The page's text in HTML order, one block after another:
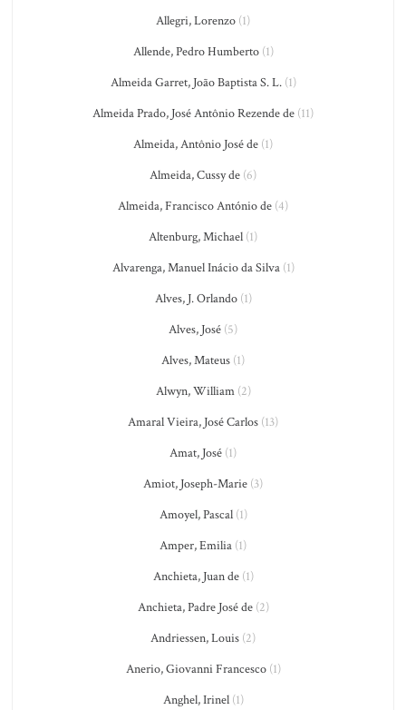
Allegri, Lorenzo (1)
Allende, Pedro Humberto(1)
Almeida Garret, João Baptista S. L.(1)
Almeida Prado, José Antônio Rezende de (11)
Almeida, Antônio José de (1)
Almeida, Cussy de (6)
Almeida, Francisco António de (4)
Altenburg, Michael (1)
Alvarenga, Manuel Inácio da Silva(1)
Alves, J. Orlando(1)
Alves, José (5)
Alves, Mateus (1)
Alwyn, William(2)
Amaral Vieira, José Carlos (13)
Amat, José (1)
Amiot, Joseph-Marie (3)
Amoyel, Pascal(1)
Amper, Emilia (1)
Anchieta, Juan de(1)
Anchieta, Padre José de(2)
Andriessen, Louis (2)
Anerio, Giovanni Francesco(1)
Anghel, Irinel(1)